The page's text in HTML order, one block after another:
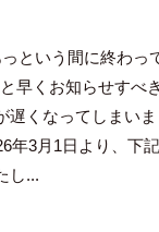
という間に終わっ
早くお知らせすべ
遅くなってしまいま
年3月1日より、下
し...